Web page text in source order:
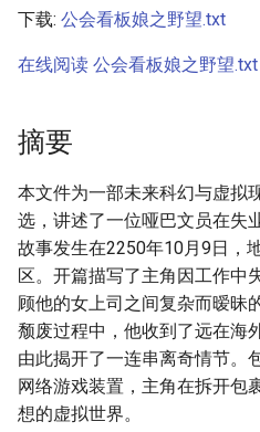
搜
索
正文
下载: 公会看板娘之野望.txt
在线阅读 公会看板娘之野望.txt
摘要
本文件为一部未来科幻与虚拟
选，讲述了一位哑巴文员在失
故事发生在2250年10月9日，
区。开篇描写了主角因工作中
顾他的女上司之间复杂而暧昧
颓废过程中，他收到了远在海
由此揭开了一连串离奇情节。
网络游戏装置，主角在拆开包
想的虚拟世界。